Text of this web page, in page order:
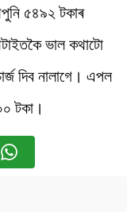
৫৪৯২ টকাৰ
ভাল কথাটো
দিব নালাগে। এপল
টকা।